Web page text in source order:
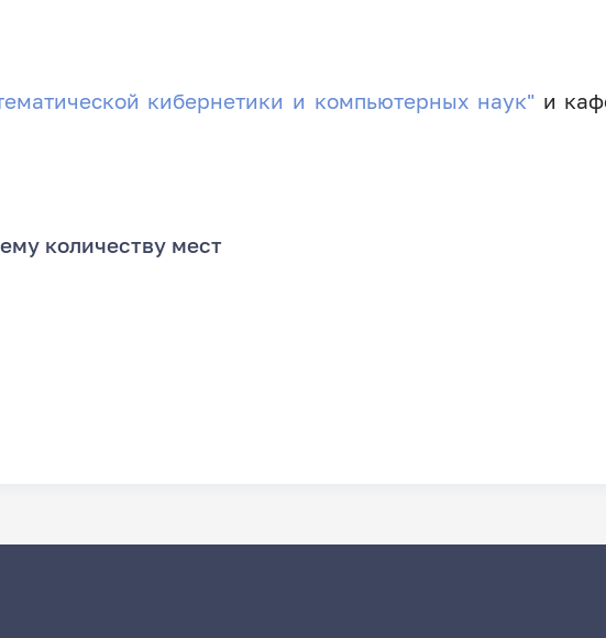
кибернетики и компьютерных наук"и
количеству мест